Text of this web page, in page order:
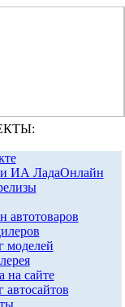
ИА ЛадаОнлайн
автотоваров
моделей
на сайте
автосайтов